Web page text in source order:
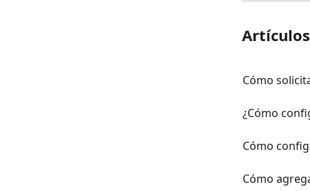
Cómo
¿Cómo
Cómo
Cómo